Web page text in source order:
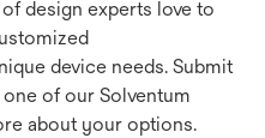
design experts love to
device needs. Submit
of our Solventum
about your options.